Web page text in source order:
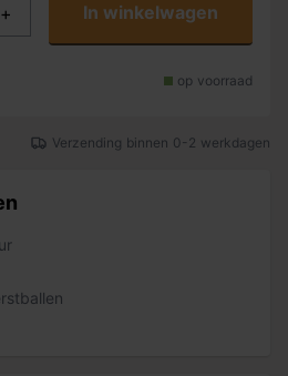
+ In winkelwagen
op voorraad
Verzending binnen 0-2 werkdagen